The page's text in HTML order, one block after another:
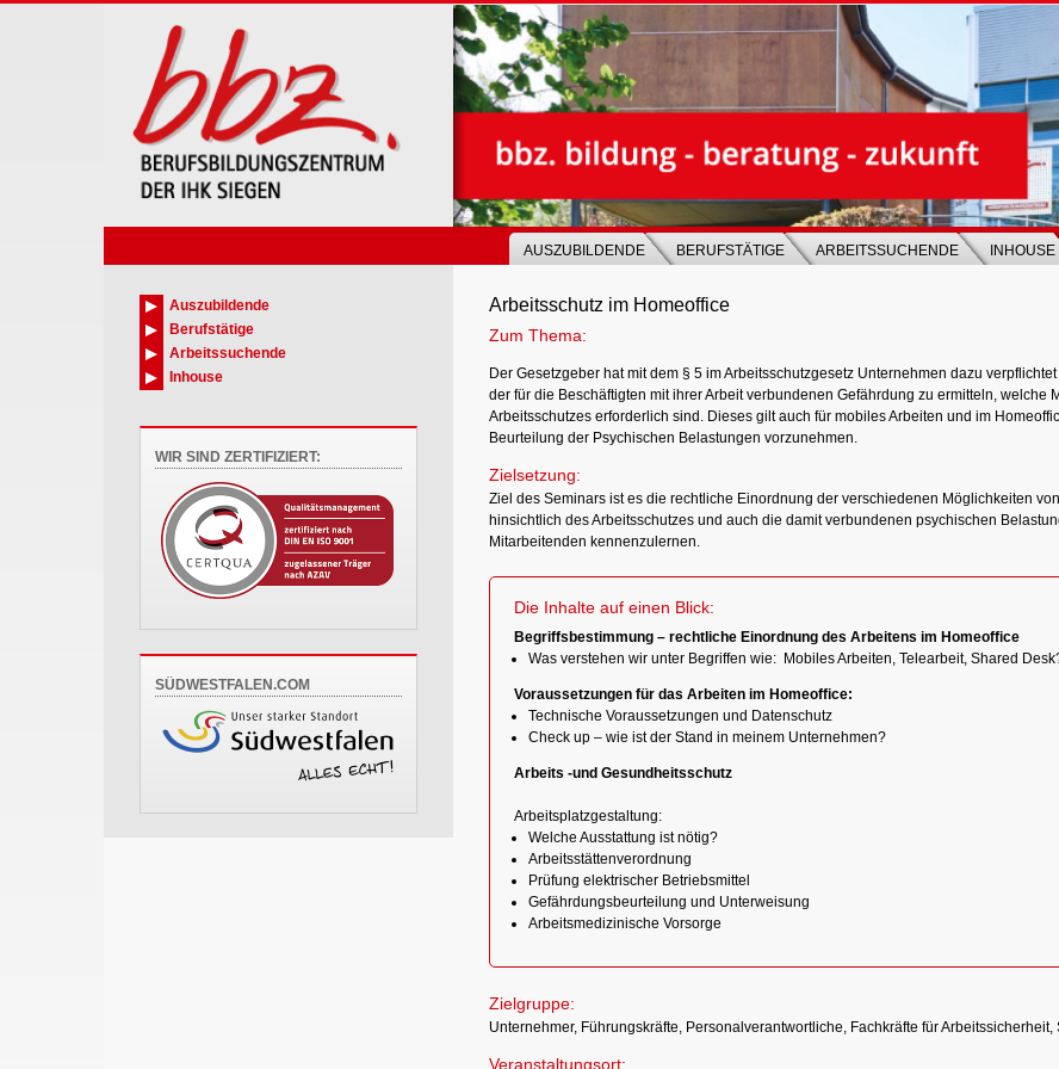
AUSZUBILDENDE BERUFSTÄTIGE ARBEITSSUCHENDE INHOUSE
Arbeitsschutz im Homeoffice
Zum Thema:
Der Gesetzgeber hat mit dem § 5 im Arbeitsschutzgesetz Unternehmen dazu
der für die Beschäftigten mit ihrer Arbeit verbundenen Gefährdung zu ermitteln, welche
Arbeitsschutzes erforderlich sind. Dieses gilt auch für mobiles Arbeiten und im
Beurteilung der Psychischen Belastungen vorzunehmen.
Zielsetzung:
Ziel des Seminars ist es die rechtliche Einordnung der verschiedenen Möglichkeiten
hinsichtlich des Arbeitsschutzes und auch die damit verbundenen psychischen
Mitarbeitenden kennenzulernen.
Die Inhalte auf einen Blick:
Begriffsbestimmung – rechtliche Einordnung des Arbeitens im Homeoffice
Was verstehen wir unter Begriffen wie: Mobiles Arbeiten, Telearbeit, Shared
Voraussetzungen für das Arbeiten im Homeoffice:
Technische Voraussetzungen und Datenschutz
Check up – wie ist der Stand in meinem Unternehmen?
Arbeits -und Gesundheitsschutz
Arbeitsplatzgestaltung:
Welche Ausstattung ist nötig?
Arbeitsstättenverordnung
Prüfung elektrischer Betriebsmittel
Gefährdungsbeurteilung und Unterweisung
Arbeitsmedizinische Vorsorge
Zielgruppe:
Unternehmer, Führungskräfte, Personalverantwortliche, Fachkräfte für
Veranstaltungsort:
Auszubildende
Berufstätige
Arbeitssuchende
Inhouse
WIR SIND ZERTIFIZIERT:
SÜDWESTFALEN.COM